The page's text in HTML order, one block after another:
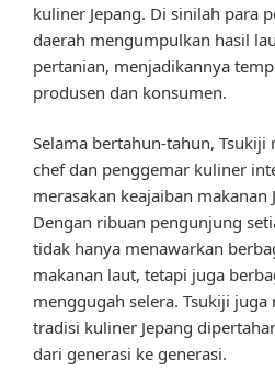
kuliner Jepang. Di sinilah para
daerah mengumpulkan hasil
pertanian, menjadikannya
produsen dan konsumen.
Selama bertahun-tahun,
chef dan penggemar kuliner
merasakan keajaiban makanan
Dengan ribuan pengunjung
tidak hanya menawarkan
makanan laut, tetapi juga
menggugah selera. Tsukiji
tradisi kuliner Jepang
dari generasi ke generasi.